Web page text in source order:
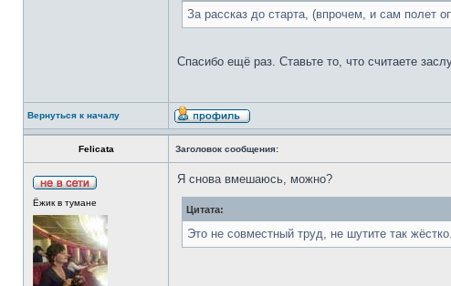
За рассказ до старта, (впрочем, и сам полет
Спасибо ещё раз. Ставьте то, что считаете
Вернуться к началу
Felicata Заголовок сообщения:
Ёжик в тумане
Я снова вмешаюсь, можно?
Цитата:
Это не совместный труд, не шутите так